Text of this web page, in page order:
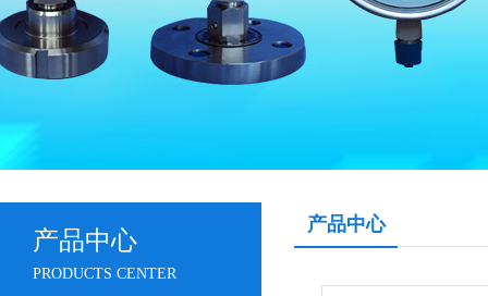
产品中心
PRODUCTS CENTER
产品中心